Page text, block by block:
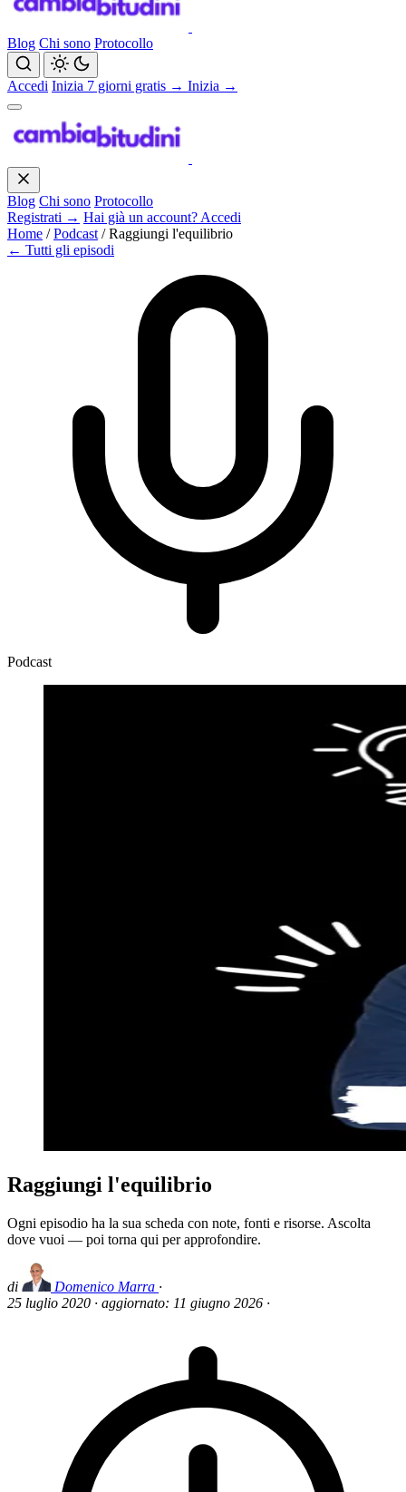
Blog Chi sono Protocollo
Accedi Inizia 7 giorni gratis → Inizia →
Blog Chi sono Protocollo
Registrati → Hai già un account? Accedi
Home / Podcast / Raggiungi l'equilibrio
← Tutti gli episodi
Podcast
Raggiungi l'equilibrio
Ogni episodio ha la sua scheda con note, fonti e risorse. Ascolta
dove vuoi — poi torna qui per approfondire.
di Domenico Marra ·
25 luglio 2020 · aggiornato: 11 giugno 2026 ·